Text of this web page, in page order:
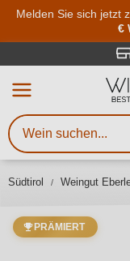
Melden Sie sich jetzt
€
Südtirol Weingut
PRÄMIERT
Weinsuche
Mindestens
Sie